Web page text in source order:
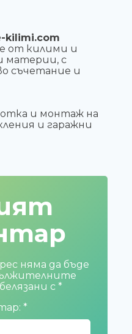
kilimi.com
от килими и
материи, с
съчетание и
и монтаж на
и гаражни
няма да бъде
с *
*